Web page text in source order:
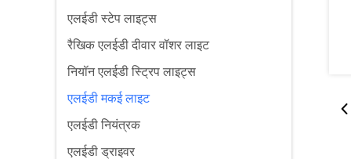
एलईडी स्टेप लाइट्स
रैखिक एलईडी दीवार वॉशर लाइट
नियॉन एलईडी स्ट्रिप लाइट्स
एलईडी मकई लाइट
एलईडी नियंत्रक
एलईडी ड्राइवर